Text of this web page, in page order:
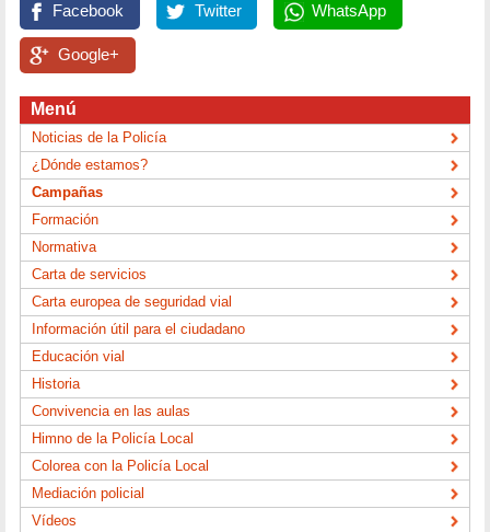
Facebook Twitter WhatsApp
Google+
Menú
Noticias de la Policía
¿Dónde estamos?
Campañas
Formación
Normativa
Carta de servicios
Carta europea de seguridad vial
Información útil para el ciudadano
Educación vial
Historia
Convivencia en las aulas
Himno de la Policía Local
Colorea con la Policía Local
Mediación policial
Vídeos